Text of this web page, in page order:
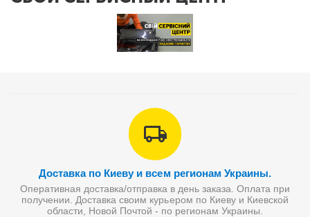
Доставка по Киеву и всем регионам Украины.
Оперативная доставка/отправка в день заказа. Оплата при
получении. Доставка своим курьером по Киеву и Киевской
области, Новой Почтой - по регионам Украины.